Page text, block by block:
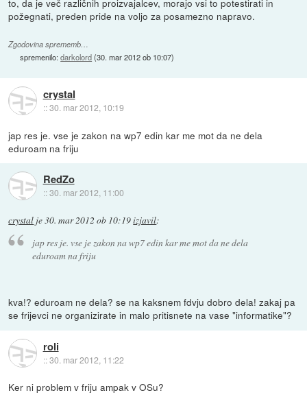
požegnati, preden pride na voljo za posamezno napravo.
Zgodovina sprememb…
spremenilo:darkolord(30. mar 2012 ob 10:07)
crystal
::30. mar 2012, 10:19
jap res je. vse je zakon na wp7 edin kar me mot da ne dela
eduroam na friju
RedZo
::30. mar 2012, 11:00
crystal je30. mar 2012 ob 10:19izjavil:
jap res je. vse je zakon na wp7 edin kar me mot da ne dela
eduroam na friju
kva!? eduroam ne dela? se na kaksnem fdvju dobro dela! zakaj pa
se frijevci ne organizirate in malo pritisnete na vase "informatike"?
roli
::30. mar 2012, 11:22
Ker ni problem v friju ampak v OSu?